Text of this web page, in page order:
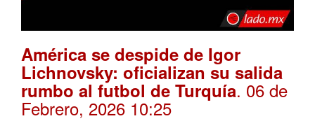
América se despide de Igor
Lichnovsky: oficializan su salida
rumbo al futbol de Turquía. 06 de
Febrero, 2026 10:25